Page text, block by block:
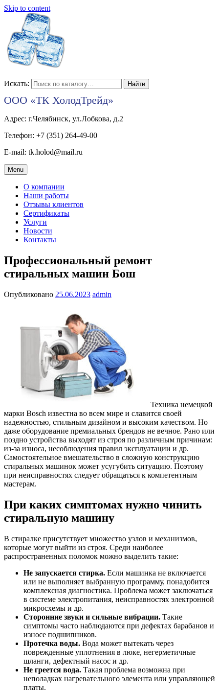
Skip to content
Искать:
ООО «ТК ХолодТрейд»
Адрес: г.Челябинск, ул.Лобкова, д.2
Телефон: +7 (351) 264-49-00
E-mail: tk.holod@mail.ru
Menu
О компании
Наши работы
Отзывы клиентов
Сертификаты
Услуги
Новости
Контакты
Профессиональный ремонт
стиральных машин Бош
Опубликовано 25.06.2023 admin
Техника немецкой
марки Bosch известна во всем мире и славится своей
надежностью, стильным дизайном и высоким качеством. Но
даже оборудование премиальных брендов не вечное. Рано или
поздно устройства выходят из строя по различным причинам:
из-за износа, несоблюдения правил эксплуатации и др.
Самостоятельное вмешательство в сложную конструкцию
стиральных машинок может усугубить ситуацию. Поэтому
при неисправностях следует обращаться к компетентным
мастерам.
При каких симптомах нужно чинить
стиральную машину
В стиралке присутствует множество узлов и механизмов,
которые могут выйти из строя. Среди наиболее
распространенных поломок можно выделить такие:
Не запускается стирка. Если машинка не включается
или не выполняет выбранную программу, понадобится
комплексная диагностика. Проблема может заключаться
в системе электропитания, неисправностях электронной
микросхемы и др.
Сторонние звуки и сильные вибрации. Такие
симптомы часто наблюдаются при дефектах барабанов и
износе подшипников.
Протечка воды. Вода может вытекать через
поврежденные уплотнения в люке, негерметичные
шланги, дефектный насос и др.
Не греется вода. Такая проблема возможна при
неполадках нагревательного элемента или управляющей
платы.